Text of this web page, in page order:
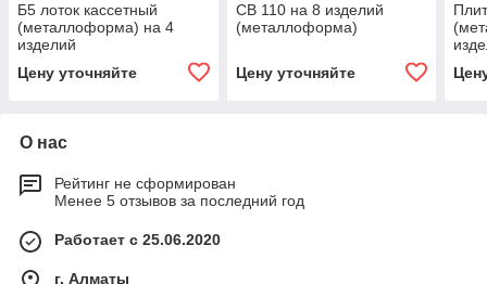
Б5 лоток кассетный
(металлоформа) на 4
изделий
Цену уточняйте
СВ 110 на 8 изделий
(металлоформа)
Цену уточняйте
О нас
Рейтинг не сформирован
Менее 5 отзывов за последний год
Работает с 25.06.2020
г. Алматы